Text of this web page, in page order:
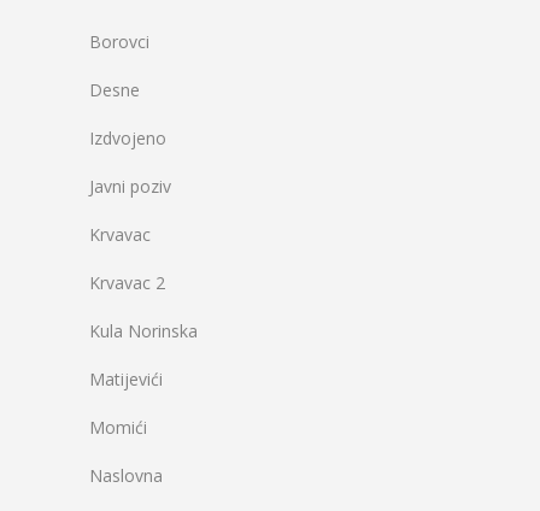
Borovci
Desne
Izdvojeno
Javni poziv
Krvavac
Krvavac 2
Kula Norinska
Matijevići
Momići
Naslovna